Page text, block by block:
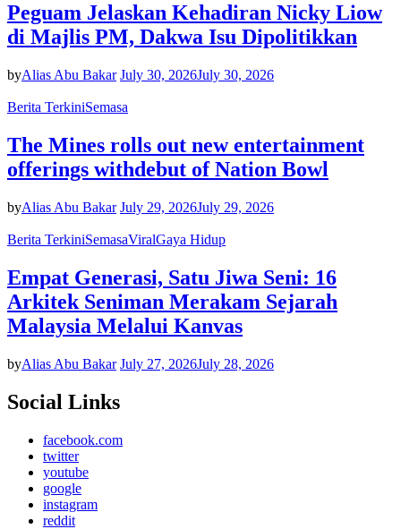
Peguam Jelaskan Kehadiran Nicky Liow
di Majlis PM, Dakwa Isu Dipolitikkan
byAlias Abu Bakar July 30, 2026July 30, 2026
Berita TerkiniSemasa
The Mines rolls out new entertainment
offerings withdebut of Nation Bowl
byAlias Abu Bakar July 29, 2026July 29, 2026
Berita TerkiniSemasaViralGaya Hidup
Empat Generasi, Satu Jiwa Seni: 16
Arkitek Seniman Merakam Sejarah
Malaysia Melalui Kanvas
byAlias Abu Bakar July 27, 2026July 28, 2026
Social Links
facebook.com
twitter
youtube
google
instagram
reddit